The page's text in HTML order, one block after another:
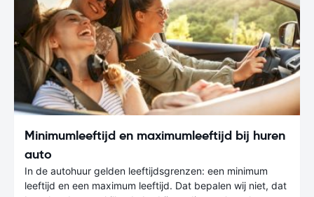
Minimumleeftijd en maximumleeftijd bij huren
auto
In de autohuur gelden leeftijdsgrenzen: een minimum
leeftijd en een maximum leeftijd. Dat bepalen wij niet, dat